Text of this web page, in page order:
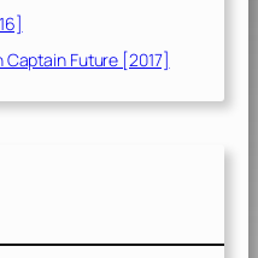
Captain Future [2017]